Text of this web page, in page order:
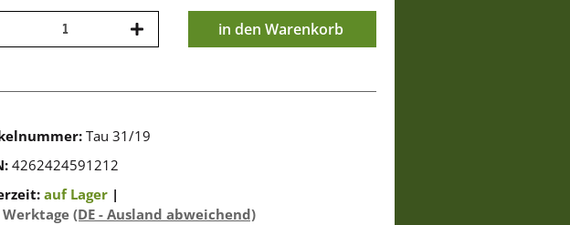
in den Warenkorb
Tau 31/19
4262424591212
auf Lager |
Werktage (DE - Ausland abweichend)